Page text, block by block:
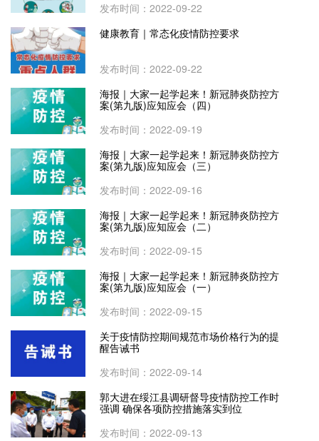
发布时间：2022-09-22
健康教育｜常态化疫情防控要求
发布时间：2022-09-22
海报｜大家一起学起来！新冠肺炎防控方
案(第九版)应知应会（四）
发布时间：2022-09-19
海报｜大家一起学起来！新冠肺炎防控方
案(第九版)应知应会（三）
发布时间：2022-09-16
海报｜大家一起学起来！新冠肺炎防控方
案(第九版)应知应会（二）
发布时间：2022-09-15
海报｜大家一起学起来！新冠肺炎防控方
案(第九版)应知应会（一）
发布时间：2022-09-15
关于疫情防控期间规范市场价格行为的提
醒告诫书
发布时间：2022-09-14
郭大进在绥江县调研督导疫情防控工作时
强调 确保各项防控措施落实到位
发布时间：2022-09-13